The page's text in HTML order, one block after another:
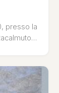
presso la